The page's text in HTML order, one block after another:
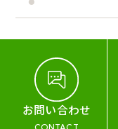
お問い合わせ